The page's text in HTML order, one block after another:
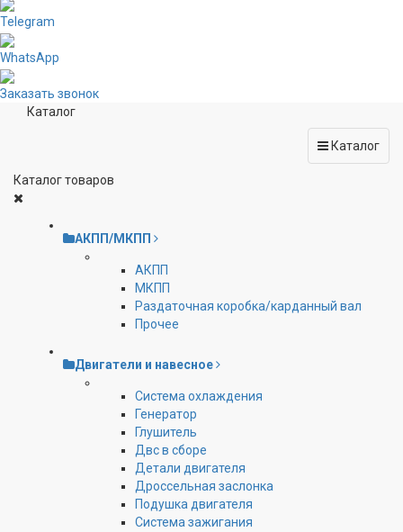
Telegram
WhatsApp
Заказать звонок
Каталог
Каталог
Каталог товаров
АКПП/МКПП
АКПП
МКПП
Раздаточная коробка/карданный вал
Прочее
Двигатели и навесное
Cистема охлаждения
Генератор
Глушитель
Двс в сборе
Детали двигателя
Дроссельная заслонка
Подушка двигателя
Система зажигания